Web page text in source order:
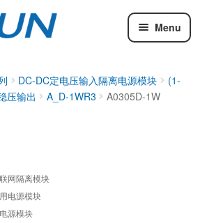
Menu
DC-DC定电压输入隔离电源模块
(1-
压输出
A_D-1WR3 A0305D-1W
网隔离模块
电源模块
源模块